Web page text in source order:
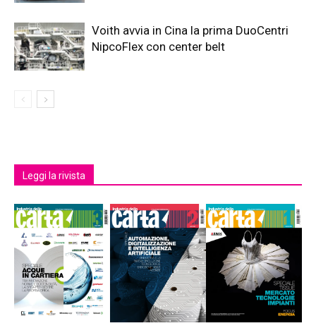
Voith avvia in Cina la prima DuoCentri
NipcoFlex con center belt
Leggi la rivista